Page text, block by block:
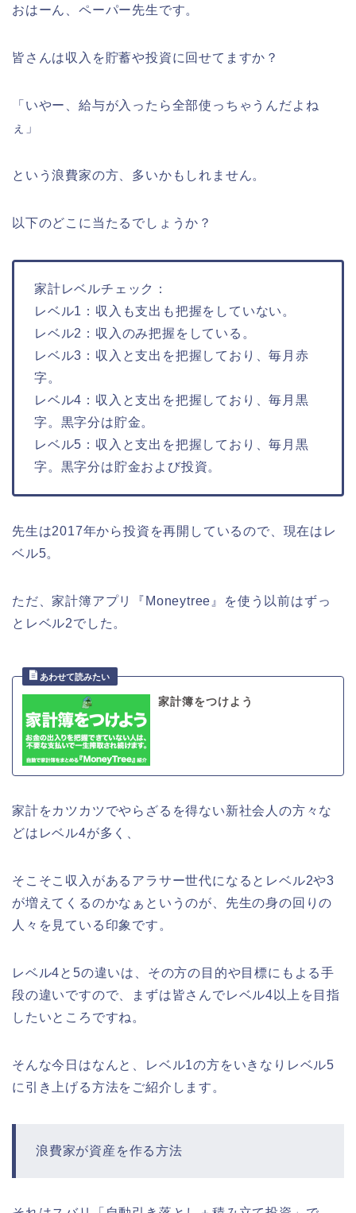
おはーん、ペーパー先生です。
皆さんは収入を貯蓄や投資に回せてますか？
「いやー、給与が入ったら全部使っちゃうんだよね
ぇ」
という浪費家の方、多いかもしれません。
以下のどこに当たるでしょうか？
家計レベルチェック：
レベル1：収入も支出も把握をしていない。
レベル2：収入のみ把握をしている。
レベル3：収入と支出を把握しており、毎月赤
字。
レベル4：収入と支出を把握しており、毎月黒
字。黒字分は貯金。
レベル5：収入と支出を把握しており、毎月黒
字。黒字分は貯金および投資。
先生は2017年から投資を再開しているので、現在はレ
ベル5。
ただ、家計簿アプリ『Moneytree』を使う以前はずっ
とレベル2でした。
家計簿をつけよう
家計をカツカツでやらざるを得ない新社会人の方々な
どはレベル4が多く、
そこそこ収入があるアラサー世代になるとレベル2や3
が増えてくるのかなぁというのが、先生の身の回りの
人々を見ている印象です。
レベル4と5の違いは、その方の目的や目標にもよる手
段の違いですので、まずは皆さんでレベル4以上を目指
したいところですね。
そんな今日はなんと、レベル1の方をいきなりレベル5
に引き上げる方法をご紹介します。
浪費家が資産を作る方法